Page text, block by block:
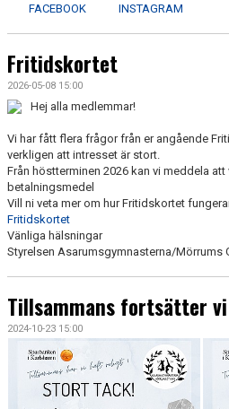
FACEBOOK
INSTAGRAM
Fritidskortet
2026-05-08 15:00
Hej alla medlemmar!
Vi har fått flera frågor från er angående
verkligen att intresset är stort.
Från höstterminen 2026 kan vi meddela
betalningsmedel
Vill ni veta mer om hur Fritidskortet
Fritidskortet
Vänliga hälsningar
Styrelsen Asarumsgymnasterna/Mörrums
Tillsammans fortsätter
2024-10-23 15:00